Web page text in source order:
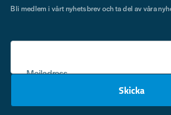
Mejladress
Skicka
Bli medlem i vårt nyhetsbrev och ta del av våra